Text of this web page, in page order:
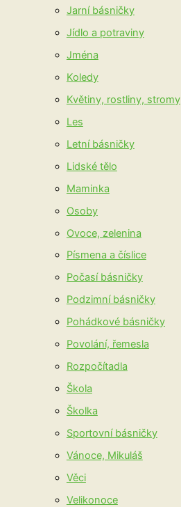
Jarní básničky
Jídlo a potraviny
Jména
Koledy
Květiny, rostliny, stromy
Les
Letní básničky
Lidské tělo
Maminka
Osoby
Ovoce, zelenina
Písmena a číslice
Počasí básničky
Podzimní básničky
Pohádkové básničky
Povolání, řemesla
Rozpočítadla
Škola
Školka
Sportovní básničky
Vánoce, Mikuláš
Věci
Velikonoce